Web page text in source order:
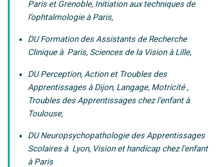
Paris et Grenoble, Initiation aux techniques de
l’ophtalmologie à Paris,
DU Formation des Assistants de Recherche
Clinique à Paris, Sciences de la Vision à Lille,
DU Perception, Action et Troubles des
Apprentissages à Dijon, Langage, Motricité ,
Troubles des Apprentissages chez l’enfant à
Toulouse,
DU Neuropsychopathologie des Apprentissages
Scolaires à Lyon, Vision et handicap chez l’enfant
à Paris